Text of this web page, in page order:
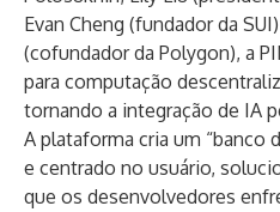
Evan Cheng (fundador da
(cofundador da Polygon), a
para computação
tornando a integração de IA
A plataforma cria um “banco
e centrado no usuário,
que os desenvolvedores